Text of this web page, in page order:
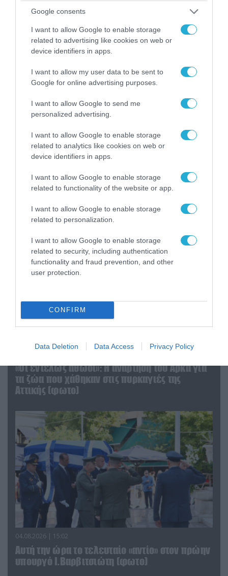
Google consents
I want to allow Google to enable storage
related to advertising like cookies on web or
device identifiers in apps.
I want to allow my user data to be sent to
Google for online advertising purposes.
I want to allow Google to send me
personalized advertising.
I want to allow Google to enable storage
related to analytics like cookies on web or
device identifiers in apps.
I want to allow Google to enable storage
related to functionality of the website or app.
I want to allow Google to enable storage
related to personalization.
I want to allow Google to enable storage
related to security, including authentication
functionality and fraud prevention, and other
user protection.
CONFIRM
Data Deletion Data Access Privacy Policy
Ο Γιάννης Αλαφούζος «τέλειωσε» τον
Κωνσταντίνο Ζούλα από τον ΣΚΑΪ – Ο λόγος της
απομάκρυνσής του
«Επιχείρηση ελεύθερα πεζοδρόμια» στην
αντικείμενα από κοινόχρηστους χώρους
«Οι εντελώς αθώοι»: Η ανάρτηση του Αρκά για
τα ζώα που χάθηκαν στις πυρκαγιές της
Αττικής (φωτο)
04.08.2026 | 15:02
Αυτή την ώρα το τελευταίο «αντίο» στον πρώην
υπουργό Ι.Βαρβιτσιώτη (φωτο)